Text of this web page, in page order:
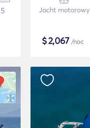
5 Jacht motorowy
$2,067 /noc